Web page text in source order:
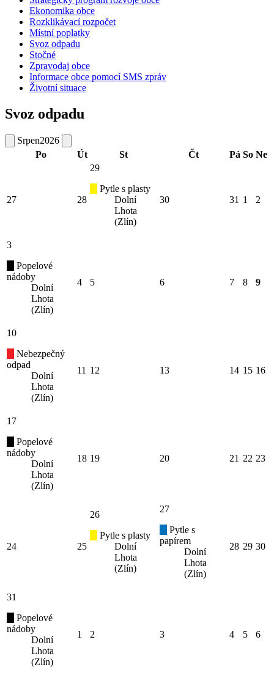
Ekonomika obce
Rozklikávací rozpočet
Místní poplatky
Svoz odpadu
Stočné
Zpravodaj obce
Informace obce pomocí SMS zpráv
Životní situace
Svoz odpadu
Srpen2026
Po
Út St Čt Pá So Ne
27 28
29
Pytle s plasty
Dolní
Lhota
(Zlín)
30 31 1 2
3
Popelové
nádoby
Dolní
Lhota
(Zlín)
4 5 6 7 8 9
10
Nebezpečný
odpad
Dolní
Lhota
(Zlín)
11 12 13 14 15 16
17
Popelové
nádoby
Dolní
Lhota
(Zlín)
18 19 20 21 22 23
24 25
26
Pytle s plasty
Dolní
Lhota
(Zlín)
27
Pytle s
papírem
Dolní
Lhota
(Zlín)
28 29 30
31
Popelové
nádoby
Dolní
Lhota
(Zlín)
1 2 3 4 5 6